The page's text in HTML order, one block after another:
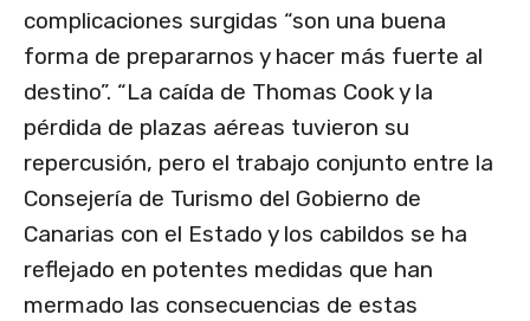
complicaciones surgidas “son una buena
forma de prepararnos y hacer más fuerte al
destino”. “La caída de Thomas Cook y la
pérdida de plazas aéreas tuvieron su
repercusión, pero el trabajo conjunto entre la
Consejería de Turismo del Gobierno de
Canarias con el Estado y los cabildos se ha
reflejado en potentes medidas que han
mermado las consecuencias de estas